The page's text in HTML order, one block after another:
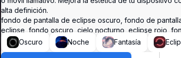
alta definición.
fondo de pantalla de eclipse oscuro, fondo de
eclipse, fondo oscuro, cielo nocturno, eclipse rojo,
Oscuro
Noche Fantasía